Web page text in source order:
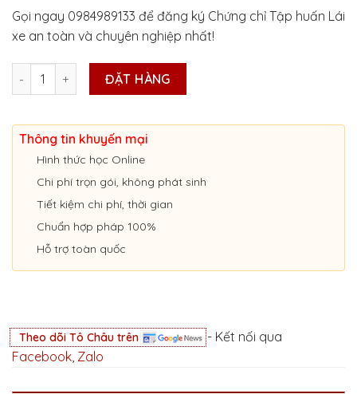
Gọi ngay 0984989133 để đăng ký Chứng chỉ Tập huấn Lái
xe an toàn và chuyên nghiệp nhất!
CẤP CHỨNG CHỈ TẬP HUẤN NGHIỆP VỤ LÁI XE Ở LẠNG SƠN số
ĐẶT HÀNG
Thông tin khuyến mại
Hình thức học Online
Chi phí trọn gói, không phát sinh
Tiết kiệm chi phí, thời gian
Chuẩn hợp pháp 100%
Hỗ trợ toàn quốc
Theo dõi Tô Châu trên
- Kết nối qua
Facebook, Zalo